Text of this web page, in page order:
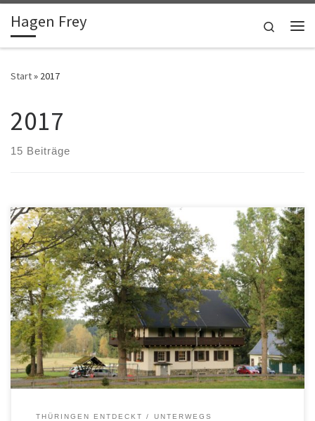
Zum Inhalt springen
Hagen Frey
Search
Start» 2017
2017
15 Beiträge
THÜRINGEN ENTDECKT UNTERWEGS